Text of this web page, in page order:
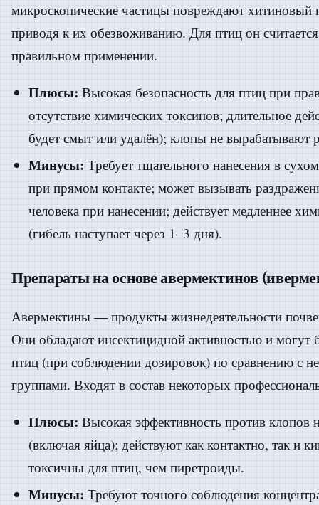
микроскопические частицы повреждают хитиновый
приводя к их обезвоживанию. Для птиц он
правильном применении.
Плюсы: Высокая безопасность для птиц при
отсутствие химических токсинов; длительное
будет смыт или удалён); клопы не вырабатывают
Минусы: Требует тщательного нанесения в
при прямом контакте; может вызывать
человека при нанесении; действует медленнее
(гибель наступает через 1–3 дня).
Препараты на основе авермектинов
Авермектины — продукты жизнедеятельности
Они обладают инсектицидной активностью и могут
птиц (при соблюдении дозировок) по сравнению с
группами. Входят в состав некоторых
Плюсы: Высокая эффективность против клопов
(включая яйца); действуют как контактно, так и
токсичны для птиц, чем пиретроиды.
Минусы: Требуют точного соблюдения